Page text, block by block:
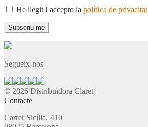
He llegit i accepto la política de privacitat
Segueix-nos
© 2026 Distribuïdora Claret
Contacte
Carrer Sicília, 410